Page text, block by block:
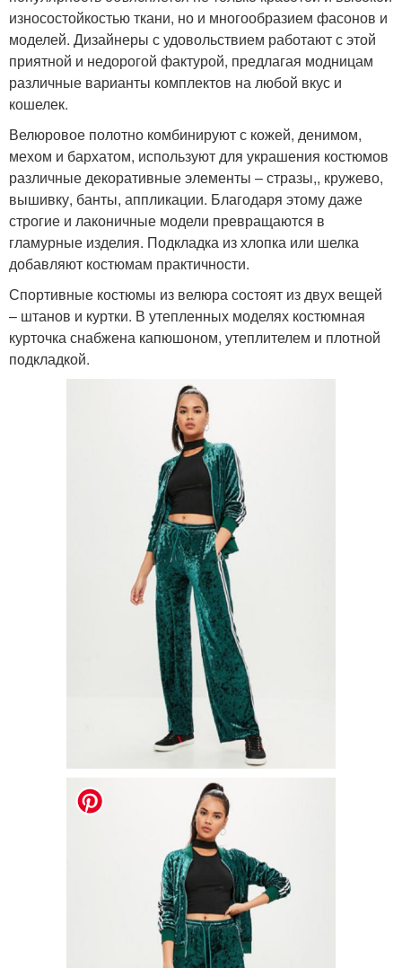
износостойкостью ткани, но и многообразием фасонов и
моделей. Дизайнеры с удовольствием работают с этой
приятной и недорогой фактурой, предлагая модницам
различные варианты комплектов на любой вкус и
кошелек.
Велюровое полотно комбинируют с кожей, денимом,
мехом и бархатом, используют для украшения костюмов
различные декоративные элементы – стразы,, кружево,
вышивку, банты, аппликации. Благодаря этому даже
строгие и лаконичные модели превращаются в
гламурные изделия. Подкладка из хлопка или шелка
добавляют костюмам практичности.
Спортивные костюмы из велюра состоят из двух вещей
– штанов и куртки. В утепленных моделях костюмная
курточка снабжена капюшоном, утеплителем и плотной
подкладкой.